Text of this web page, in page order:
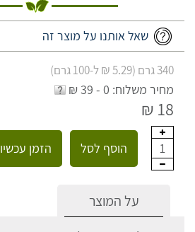
שאל אותנו על מוצר זה
340 גרם (5.29 ₪ ל-100 גרם)
מחיר משלוח: 0 - 39 ₪
18 ₪
1 הוסף לסל הזמן עכשיו
על המוצר